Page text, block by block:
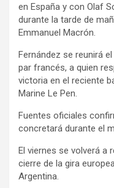
en España y con Olaf
durante la tarde de
Emmanuel Macrón.
Fernández se reunirá
par francés, a quien
victoria en el reciente
Marine Le Pen.
Fuentes oficiales
concretará durante el
El viernes se volverá a
cierre de la gira
Argentina.